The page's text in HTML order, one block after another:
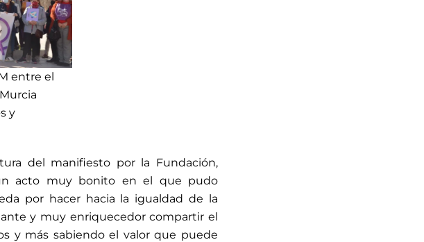
entre el
y
del manifiesto por la Fundación,
acto muy bonito en el que pudo
por hacer hacia la igualdad de la
y muy enriquecedor compartir el
y más sabiendo el valor que puede